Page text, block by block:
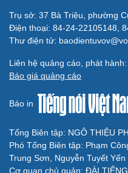
Trụ sở: 37 Bà Triệu, phường
Điện thoại: 84-24-22105148,
Thư điện tử:
Liên hệ quảng cáo, phát
Báo giá quảng cáo
Báo in
Tổng Biên tập: NGÔ THIỆU
Phó Tổng Biên tập: Phạm
Trung Sơn, Nguyễn Tuyết Yến
Cơ quan chủ quản: ĐÀI